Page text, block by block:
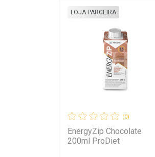
Ativar Desconto
(0)
EnergyZip Chocolate
200ml ProDiet
LOJA PARCEIRA